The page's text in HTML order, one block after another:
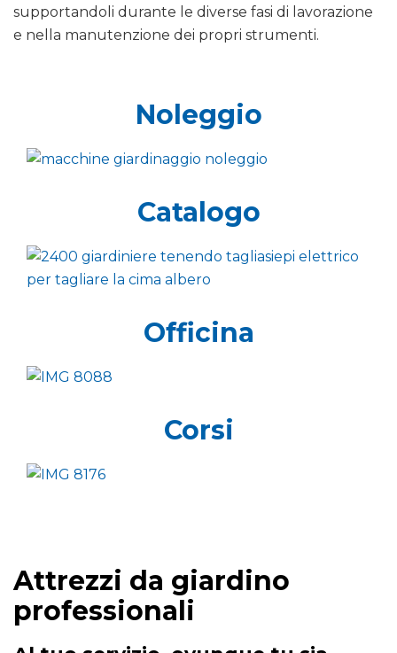
supportandoli durante le diverse fasi di lavorazione
e nella manutenzione dei propri strumenti.
Noleggio
Catalogo
Officina
Corsi
Attrezzi da giardino
professionali